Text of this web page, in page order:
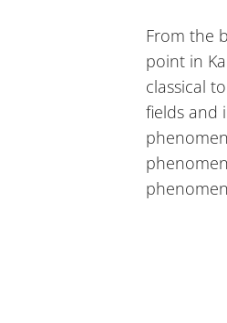
From the
point in
classical
fields and